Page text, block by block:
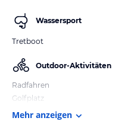
Wassersport
Tretboot
Outdoor-Aktivitäten
Radfahren
Golfplatz
Mehr anzeigen